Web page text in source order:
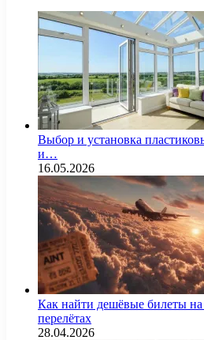
Выбор и установка
и…
16.05.2026
Как найти дешёвые билеты на
перелётах
28.04.2026